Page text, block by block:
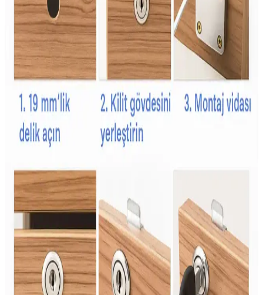
İkea Aktivite Önlüğü: Çocuklar İçin Güvenli ve
Konforlu Kullanım Seçenekleri
İkea'nın aktivite önlükleri, su geçirmez, kolay temizlenebilir ve
hareket özgürlüğü sağlayan tasarımlarıyla çocukların aktivitelerini
güvenli ve konforlu hale getirir.
Babyjem Çocuk Yağmurlukları: Güvenli, Konforlu
ve Dayanıklı Yağmurluk Seçenekleri
Babyjem yağmurlukları, su ve rüzgar geçirmez özellikleriyle
çocukların hareket özgürlüğünü kısıtlamadan olumsuz hava
Şans Şekeri Nedir ve Kutlamalarda Renkli ve Tatlı
Bir Gelenek Olarak Önemi
Şans şekeri, renkli ve aromatik yapısıyla kutlamalarda popüler olan
geleneksel bir tatlıdır. Çocuklar ve gençler arasında sevilen bu şeker,
kültürel semboller ve eğlence unsuru olarak öne çıkar.
Çişe Alıştırma Külodu: Çocuklar İçin Güvenli ve
Konforlu Tuvalet Eğitimi Aracı